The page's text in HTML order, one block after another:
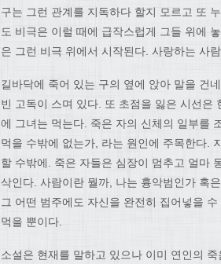
구는 그런 관계를 지독하다 할지 모르고 또
도 비극은 이럴 때에 급작스럽게 그들 위에
은 그런 비극 위에서 시작된다. 사랑하는 사
길바닥에 죽어 있는 구의 옆에 앉아 말을 건
빈 고독이 스며 있다. 또 초점을 잃은 시선은
에 그녀는 먹는다. 죽은 자의 신체의 일부를
먹을 수밖에 없는가, 라는 원인에 주목한다.
할 수밖에. 죽은 자들은 심장이 멈추고 얼마
삭인다. 사람이란 뭘까, 나는 흉악범인가 혹
그 어떤 범주에도 자신을 완전히 집어넣을
먹을 뿐이다.
소설은 현재를 말하고 있으나 이미 연인의